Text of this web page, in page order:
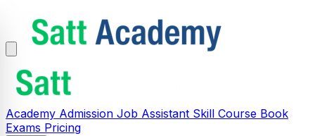
Academy Admission Job Assistant Skill Course Book
Exams Pricing